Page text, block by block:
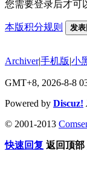
您需要登录后才可
本版积分规则 发
Archiver|手机版|小
GMT+8, 2026-8-8
Powered by Discuz!
© 2001-2013
快速回复 返回顶部